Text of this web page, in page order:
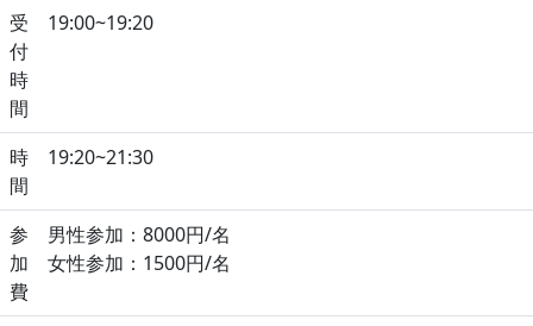
受
付
時
間
19:00~19:20
時
間
19:20~21:30
参
加
費
男性参加：8000円/名
女性参加：1500円/名